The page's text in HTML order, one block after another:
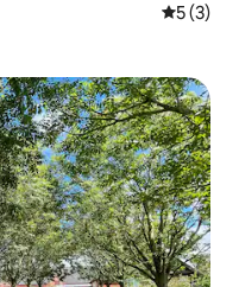
Vidējais
5 (3)